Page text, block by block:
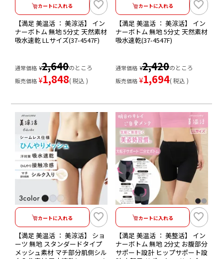
カートに入れる
【満足 美温活 ： 美涼活】 イン
ナーボトム 無地 5分丈 天然素材
吸水速乾 LLサイズ(37-4547F)
通常価格 ¥2,640のところ
販売価格 ¥1,848 税込
カートに入れる
【満足 美温活 ： 美涼活】 イン
ナーボトム 無地 5分丈 天然素材
吸水速乾(37-4547F)
通常価格 ¥2,420のところ
販売価格 ¥1,694 税込
カートに入れる
【満足 美温活 ： 美涼活】 ショ
ーツ 無地 スタンダードタイプ
メッシュ素材 マチ部分肌側シル
カートに入れる
【満足 美温活 ： 美整活】 イン
ナーボトム 無地 2分丈 お腹部分
サポート設計 ヒップサポート設